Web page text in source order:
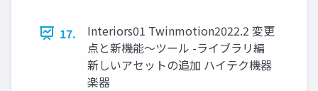
17.
Interiors01 Twinmotion2022.2 変更
点と新機能～ツール -ライブラリ編
新しいアセットの追加 ハイテク機器
楽器